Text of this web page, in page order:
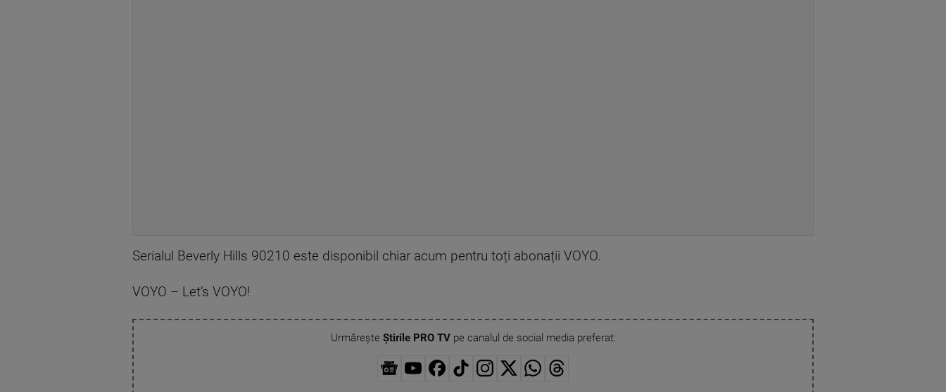
Serialul Beverly Hills 90210 este disponibil chiar acum pentru toți abonații VOYO.
VOYO – Let’s VOYO!
Urmărește Știrile PRO TVpe canalul de social media preferat: